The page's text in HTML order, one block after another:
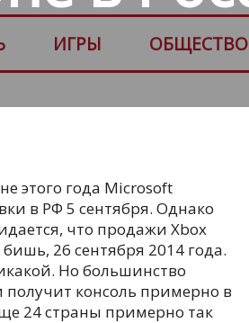
ИГРЫ ОБЩЕСТВО
этого года Microsoft
в РФ 5 сентября. Однако
что продажи Xbox
26 сентября 2014 года.
Но большинство
получит консоль примерно в
24 страны примерно так